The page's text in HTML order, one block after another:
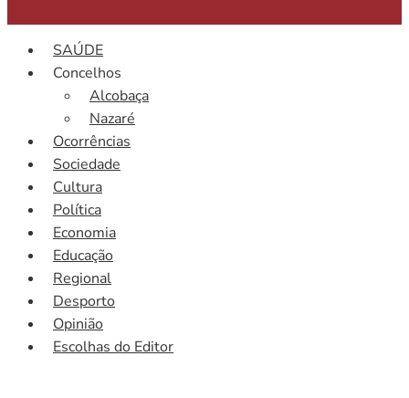
SAÚDE
Concelhos
Alcobaça
Nazaré
Ocorrências
Sociedade
Cultura
Política
Economia
Educação
Regional
Desporto
Opinião
Escolhas do Editor